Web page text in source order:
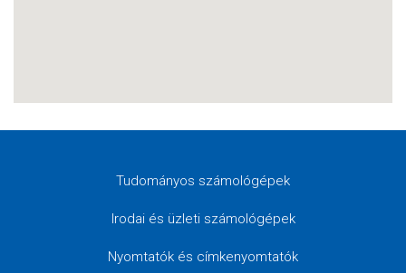
Tudományos számológépek
Irodai és üzleti számológépek
Nyomtatók és címkenyomtatók